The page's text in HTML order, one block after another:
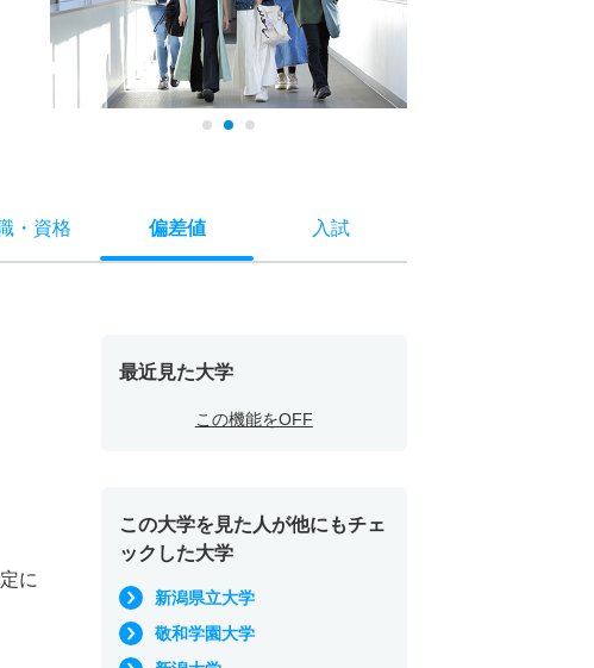
・ 資格 偏差値 入試
に
最近見た大学
この機能をOFF
この大学を見た人が他にもチェ
ックした大学
新潟県立大学
敬和学園大学